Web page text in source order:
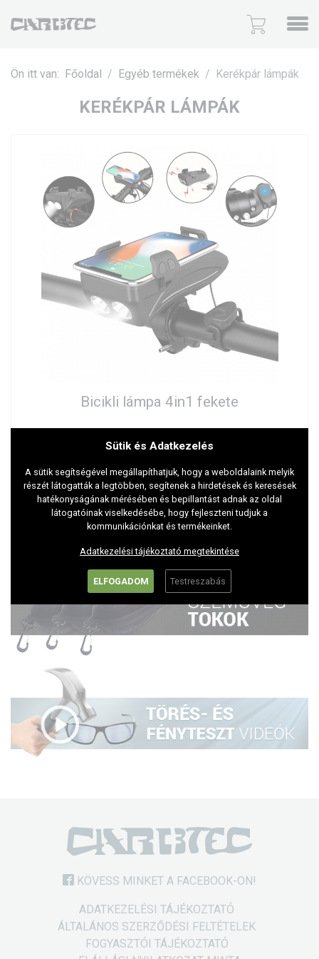
Ön itt van: Főoldal Egyéb termékek Kerékpár lámpák
KERÉKPÁR LÁMPÁK
Bicikli lámpa 4in1 fekete
6.890 Ft
KÖVESS MINKET A FACEBOOK-ON!
ADATKEZELÉSI TÁJÉKOZTATÓ
ÁLTALÁNOS SZERZŐDÉSI FELTÉTELEK
FOGYASZTÓI TÁJÉKOZTATÓ
Sütik és Adatkezelés
A sütik segítségével megállapíthatjuk, hogy a weboldalaink melyik
részét látogatták a legtöbben, segítenek a hirdetések és keresések
hatékonyságának mérésében és bepillantást adnak az oldal
látogatóinak viselkedésébe, hogy fejleszteni tudjuk a
kommunikációnkat és termékeinket.
Adatkezelési tájékoztató megtekintése
ELFOGADOM Testreszabás